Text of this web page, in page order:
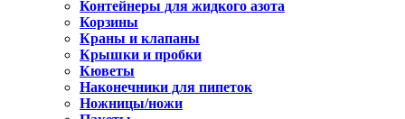
Контейнеры для жидкого азота
Корзины
Краны и клапаны
Крышки и пробки
Кюветы
Наконечники для пипеток
Ножницы/ножи